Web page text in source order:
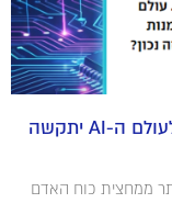
עסק קטן ובינוני שלא יתאים את עצמו לעולם ה-AI יתקשה
ממחצית כוח האדם